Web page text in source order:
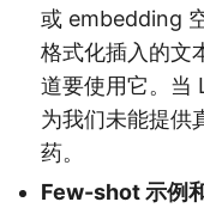
或 embedding
格式化插入的文
道要使用它。当
为我们未能提
药。
Few-shot 示例